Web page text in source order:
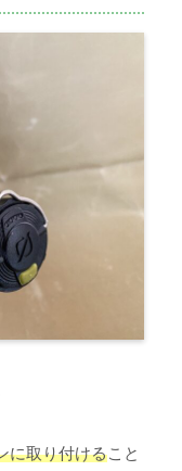
に取り付けること